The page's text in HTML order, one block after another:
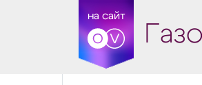
на сайт